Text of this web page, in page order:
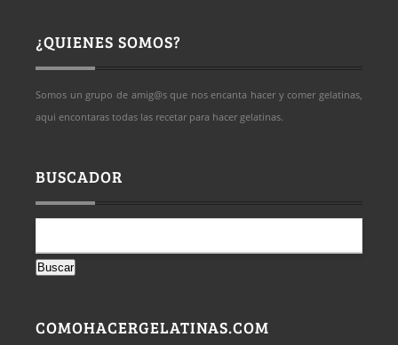
¿QUIENES SOMOS?
Somos un grupo de amig@s que nos encanta hacer y comer gelatinas,
aqui encontaras todas las recetar para hacer gelatinas.
BUSCADOR
COMOHACERGELATINAS.COM